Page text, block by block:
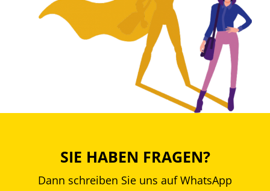
SIE HABEN FRAGEN?
Dann schreiben Sie uns auf WhatsApp